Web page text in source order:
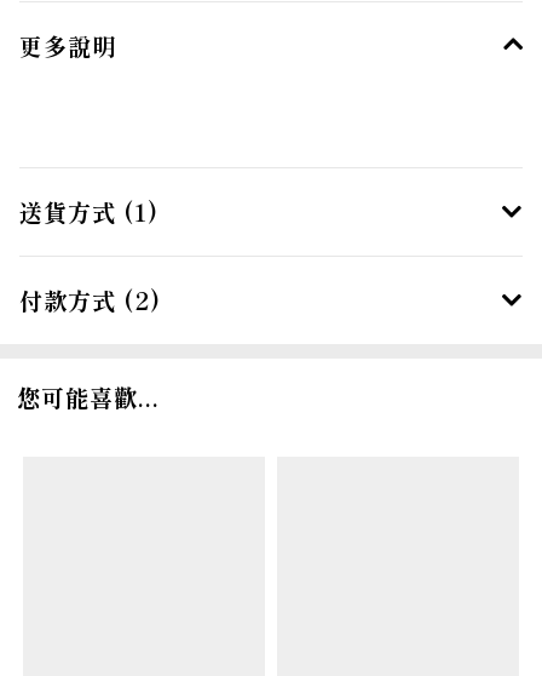
更多說明
送貨方式 (1)
付款方式 (2)
您可能喜歡...